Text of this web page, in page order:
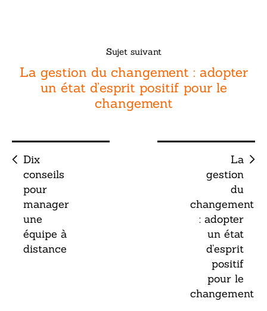
Sujet suivant
La gestion du changement : adopter
un état d’esprit positif pour le
changement
Dix
conseils
pour
manager
une
équipe à
distance
La
gestion
du
changement
: adopter
un état
d’esprit
positif
pour le
changement